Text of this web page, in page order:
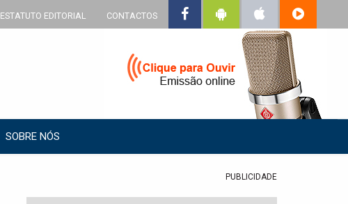
ESTATUTO EDITORIAL CONTACTOS
SOBRE NÓS
PUBLICIDADE